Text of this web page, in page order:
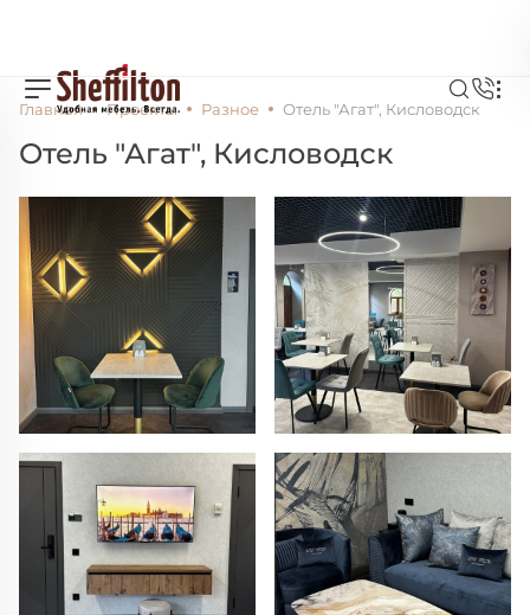
Главная Проекты Разное Отель "Агат", Кисловодск
Отель "Агат", Кисловодск